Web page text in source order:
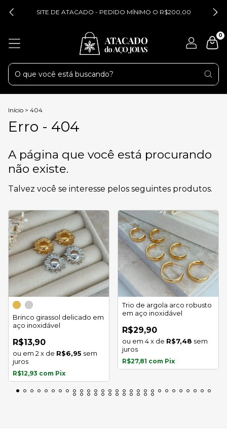
SITE DE ATACADO - PEDIDO MÍNIMO O R$200,00
0
Início > 404
Erro - 404
A página que você está procurando
não existe.
Talvez você se interesse pelos seguintes produtos.
Brinco girassol delicado em
aço inoxidável
R$13,90
2 x de R$6,95 sem
juros
R$12,93 com Pix
Trio de argola arco robusto
em aço inoxidável
R$29,90
4x de R$7,48 sem
juros
R$27,81 com Pix